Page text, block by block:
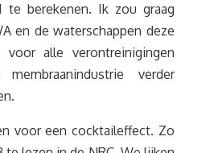
berekenen. Ik zou graag
en de waterschappen deze
voor alle verontreinigingen
verder
voor een cocktaileffect. Zo